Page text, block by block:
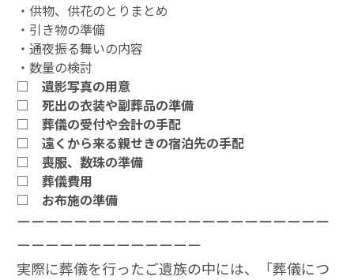
・供物、供花のとりまとめ
・引き物の準備
・通夜振る舞いの内容
・数量の検討
□ 遺影写真の用意
□ 死出の衣装や副葬品の準備
□ 葬儀の受付や会計の手配
□ 遠くから来る親せきの宿泊先の手配
□ 喪服、数珠の準備
□ 葬儀費用
□ お布施の準備
ーーーーーーーーーーーーーーーーーーーーーー
ーーーーーーーーーーーーー
実際に葬儀を行ったご遺族の中には、「葬儀につ